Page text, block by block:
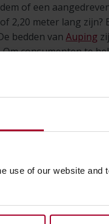
use of our website
of een
2,20 meter lang zijn?
bedden van Auping
consumenten te
uit Deventer een
en winkels je
gebruik van de
kennen.
zijn,
verschillen in
Auping